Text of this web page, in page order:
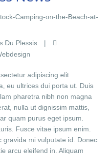
Du Plessis
adipiscing elit.
eu ultrices dui porta ut. Duis
pharetra nibh non magna
nulla ut dignissim mattis,
quam purus eget ipsum.
Fusce vitae ipsum enim.
gravida mi vulputate id. Donec
arcu eleifend in. Aliquam